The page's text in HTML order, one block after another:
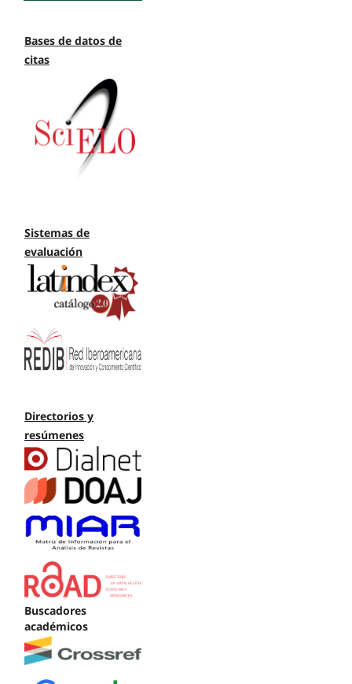
Bases de datos de
citas
Sistemas de
evaluación
Directorios y
resúmenes
Buscadores
académicos